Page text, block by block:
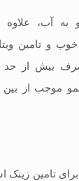
به آب، علاوه
بیش از حد
موجب از بین
تامین زینک